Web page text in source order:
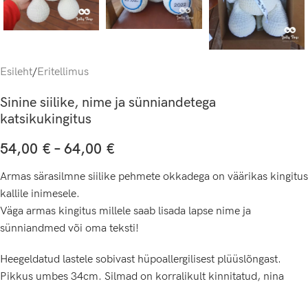
Esileht/Eritellimus
Sinine siilike, nime ja sünniandetega
katsikukingitus
54,00 € – 64,00 €
Armas särasilmne siilike pehmete okkadega on väärikas kingitus
kallile inimesele.
Väga armas kingitus millele saab lisada lapse nime ja
sünniandmed või oma teksti!
Heegeldatud lastele sobivast hüpoallergilisest plüüslõngast.
Pikkus umbes 34cm. Silmad on korralikult kinnitatud, nina